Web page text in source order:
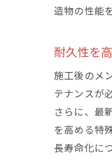
造物の性能
耐久性を
施工後のメ
テナンスが
さらに、最
を高める特
長寿命化に